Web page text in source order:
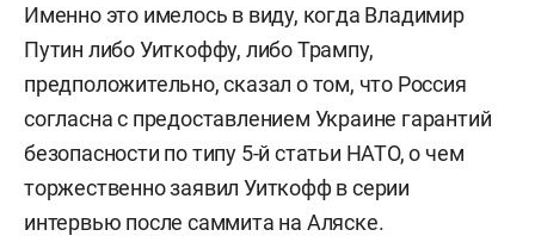
Именно это имелось в виду, когда Владимир
Путин либо Уиткоффу, либо Трампу,
предположительно, сказал о том, что Россия
согласна с предоставлением Украине гарантий
безопасности по типу 5-й статьи НАТО, о чем
торжественно заявил Уиткофф в серии
интервью после саммита на Аляске.